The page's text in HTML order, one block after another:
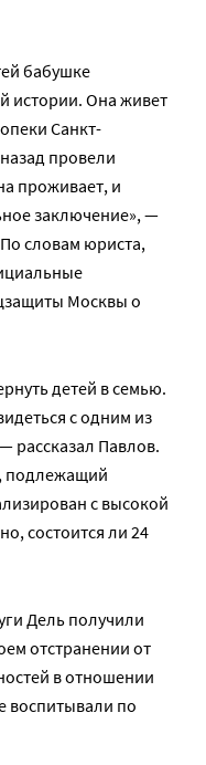
бабушке
истории. Она живет
Санкт-
провели
проживает, и
заключение», —
словам юриста,
Москвы о
детей в семью.
с одним из
рассказал Павлов.
подлежащий
с высокой
состоится ли 24
Дель получили
отстранении от
в отношении
воспитывали по